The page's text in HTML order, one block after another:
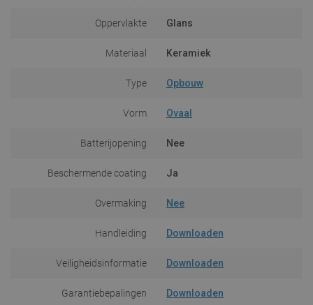
Oppervlakte Glans
Materiaal Keramiek
Type Opbouw
Vorm Ovaal
Batterijopening Nee
Beschermende coating Ja
Overmaking Nee
Handleiding Downloaden
Veiligheidsinformatie Downloaden
Garantiebepalingen Downloaden